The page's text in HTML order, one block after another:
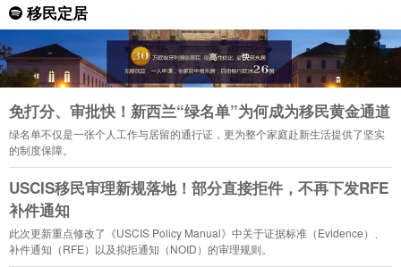
移民定居
免打分、审批快！新西兰“绿名单”为何成为移民黄金通道
绿名单不仅是一张个人工作与居留的通行证，更为整个家庭赴新生活提供了坚实
的制度保障。
USCIS移民审理新规落地！部分直接拒件，不再下发RFE
补件通知
此次更新重点修改了《USCIS Policy Manual》中关于证据标准（Evidence）、
补件通知（RFE）以及拟拒通知（NOID）的审理规则。